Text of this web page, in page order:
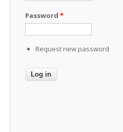
Password *
Request new password